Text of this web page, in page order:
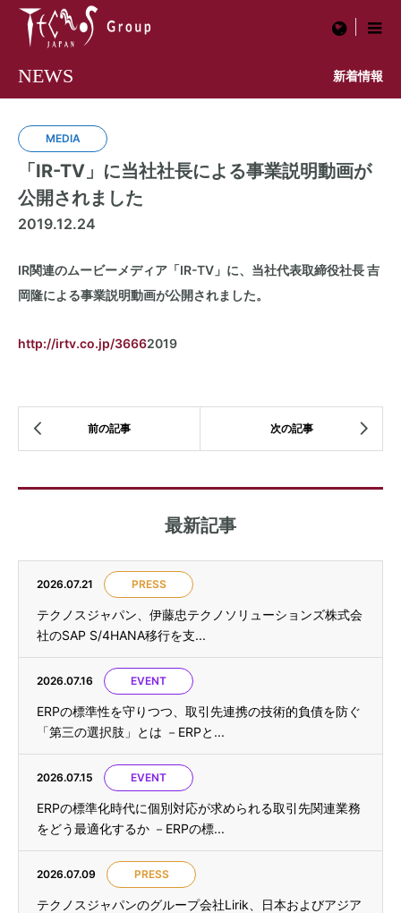
menu
NEWS 新着情報
MEDIA
「IR-TV」に当社社長による事業説明動画が
公開されました
2019.12.24
IR関連のムービーメディア「IR-TV」に、当社代表取締役社長 吉
岡隆による事業説明動画が公開されました。
http://irtv.co.jp/36662019
最新記事
2026.07.21 PRESS
テクノスジャパン、伊藤忠テクノソリューションズ株式会
社のSAP S/4HANA移行を支...
2026.07.16 EVENT
ERPの標準性を守りつつ、取引先連携の技術的負債を防ぐ
「第三の選択肢」とは －ERPと...
2026.07.15 EVENT
ERPの標準化時代に個別対応が求められる取引先関連業務
をどう最適化するか －ERPの標...
2026.07.09 PRESS
テクノスジャパンのグループ会社Lirik、日本およびアジア